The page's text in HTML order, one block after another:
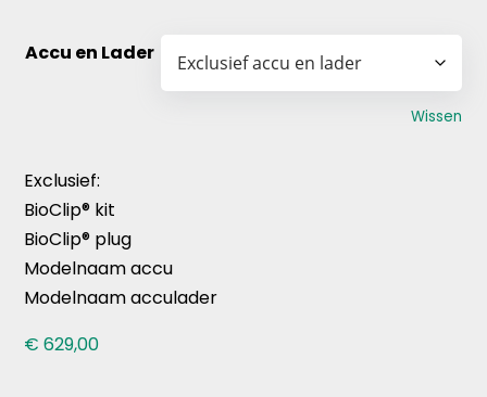
Accu en Lader
Wissen
Exclusief:
BioClip® kit
BioClip® plug
Modelnaam accu
Modelnaam acculader
€ 629,00